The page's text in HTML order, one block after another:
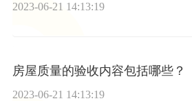
2023-06-21 14:13:19
房屋质量的验收内容包括哪些？
2023-06-21 14:13:19